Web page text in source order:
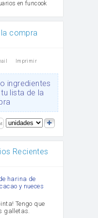
en funcook
compra
Imprimir
ingredientes
lista de la
Recientes
harina de
y nueces
Tengo que
galletas.